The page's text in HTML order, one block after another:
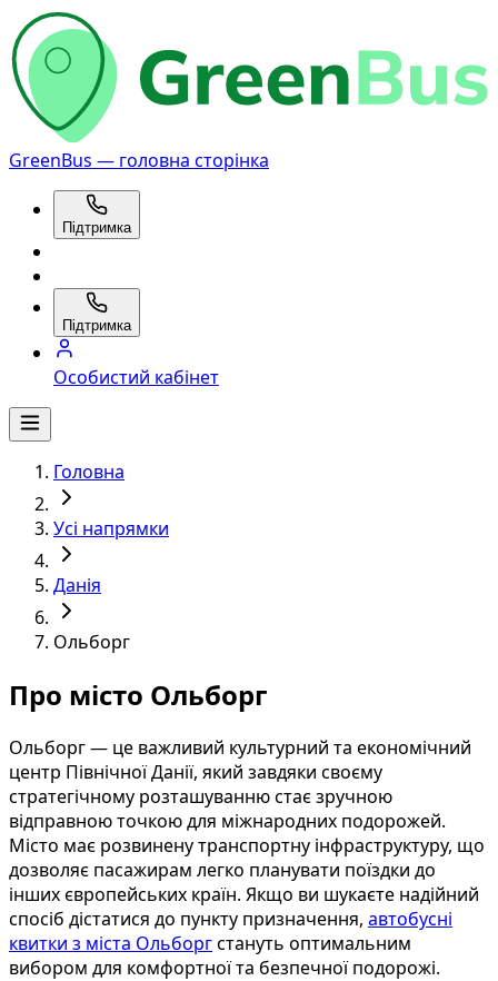
GreenBus — головна сторінка
Підтримка
Підтримка
Особистий кабінет
Головна
Усі напрямки
Данія
Ольборг
Про місто Ольборг
Ольборг — це важливий культурний та економічний
центр Північної Данії, який завдяки своєму
стратегічному розташуванню стає зручною
відправною точкою для міжнародних подорожей.
Місто має розвинену транспортну інфраструктуру, що
дозволяє пасажирам легко планувати поїздки до
інших європейських країн. Якщо ви шукаєте надійний
спосіб дістатися до пункту призначення, автобусні
квитки з міста Ольборгстануть оптимальним
вибором для комфортної та безпечної подорожі.